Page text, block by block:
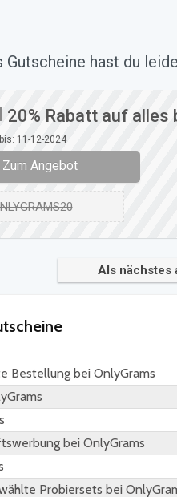
Gutscheine hast du
20% Rabatt auf alles
11-12-2024
Zum Angebot
Als nächstes
Bestellung bei OnlyGrams
bei OnlyGrams
Probiersets bei